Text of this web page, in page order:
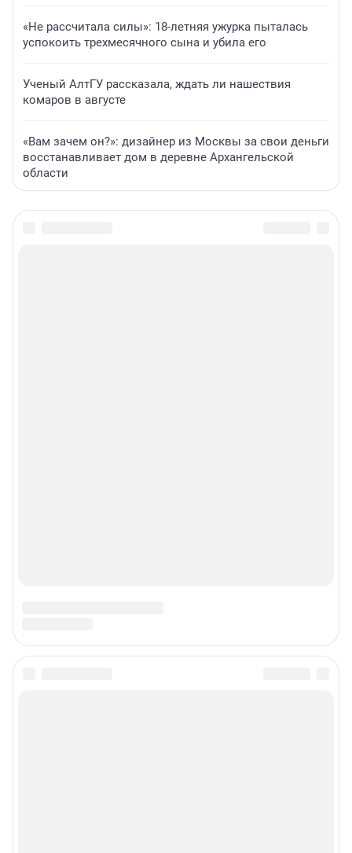
«Не рассчитала силы»: 18-летняя ужурка пыталась
успокоить трехмесячного сына и убила его
Ученый АлтГУ рассказала, ждать ли нашествия
комаров в августе
«Вам зачем он?»: дизайнер из Москвы за свои деньги
восстанавливает дом в деревне Архангельской
области